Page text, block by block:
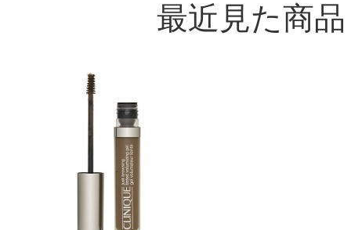
最近見た商品